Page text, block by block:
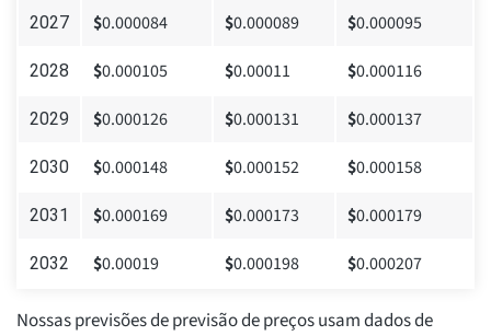
2027 $0.000084 $0.000089 $0.000095
2028 $0.000105 $0.00011 $0.000116
2029 $0.000126 $0.000131 $0.000137
2030 $0.000148 $0.000152 $0.000158
2031 $0.000169 $0.000173 $0.000179
2032 $0.00019 $0.000198 $0.000207
Nossas previsões de previsão de preços usam dados de